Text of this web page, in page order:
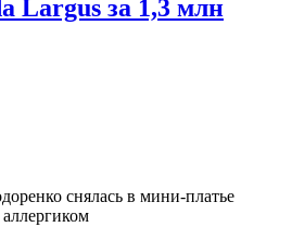
Largus за 1,3 млн
снялась в мини-платье